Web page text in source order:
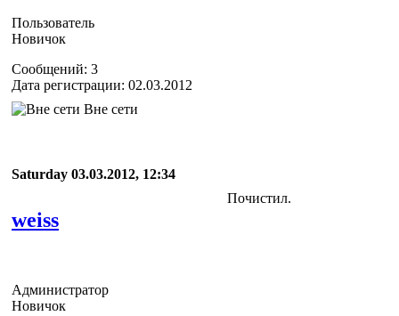
Пользователь
Новичок
Сообщений: 3
Дата регистрации: 02.03.2012
Вне сети
Saturday 03.03.2012, 12:34
weiss
Администратор
Новичок
Почистил.